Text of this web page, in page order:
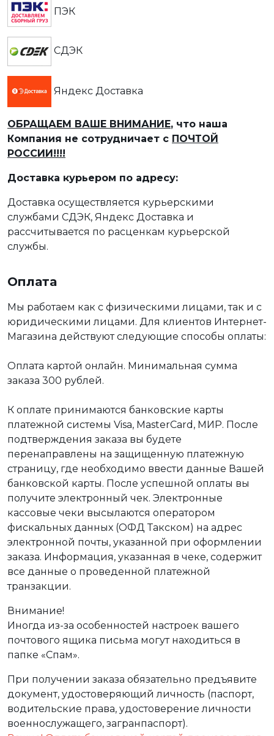
ПЭК
СДЭК
Яндекс Доставка
ОБРАЩАЕМ ВАШЕ ВНИМАНИЕ, что наша
Компания не сотрудничает с ПОЧТОЙ
РОССИИ!!!!
Доставка курьером по адресу:
Доставка осуществляется курьерскими
службами СДЭК, Яндекс Доставка и
рассчитывается по расценкам курьерской
службы.
Оплата
Мы работаем как с физическими лицами, так и с
юридическими лицами. Для клиентов Интернет-
Магазина действуют следующие способы оплаты:
Оплата картой онлайн. Минимальная сумма
заказа 300 рублей.
К оплате принимаются банковские карты
платежной системы Visa, MasterCard, МИР. После
подтверждения заказа вы будете
перенаправлены на защищенную платежную
страницу, где необходимо ввести данные Вашей
банковской карты. После успешной оплаты вы
получите электронный чек. Электронные
кассовые чеки высылаются оператором
фискальных данных (ОФД Такском) на адрес
электронной почты, указанной при оформлении
заказа. Информация, указанная в чеке, содержит
все данные о проведенной платежной
транзакции.
Внимание!
Иногда из-за особенностей настроек вашего
почтового ящика письма могут находиться в
папке «Спам».
При получении заказа обязательно предъявите
документ, удостоверяющий личность (паспорт,
водительские права, удостоверение личности
военнослужащего, загранпаспорт).